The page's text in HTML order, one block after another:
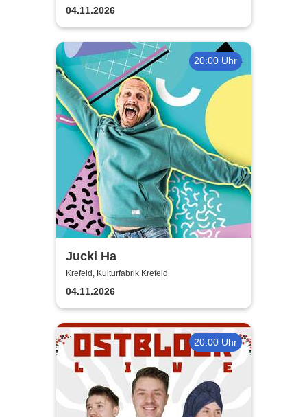
Dads
04.11.2026
20:00 Uhr
Jucki Ha
Krefeld, Kulturfabrik Krefeld
04.11.2026
20:00 Uhr